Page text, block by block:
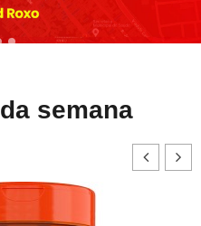
da semana